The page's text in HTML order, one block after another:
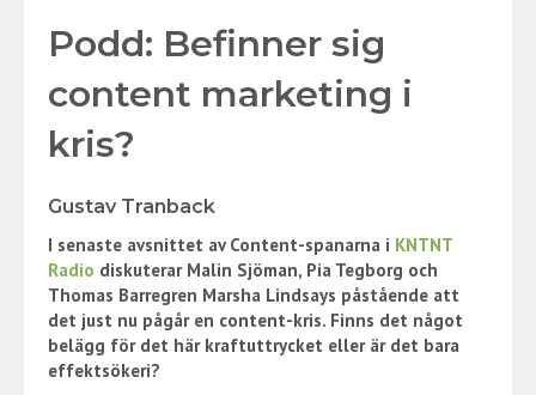
Podd: Befinner sig
content marketing i
kris?
Gustav Tranback
I senaste avsnittet av Content-spanarna i KNTNT
Radio diskuterar Malin Sjöman, Pia Tegborg och
Thomas Barregren Marsha Lindsays påstående att
det just nu pågår en content-kris. Finns det något
belägg för det här kraftuttrycket eller är det bara
effektsökeri?